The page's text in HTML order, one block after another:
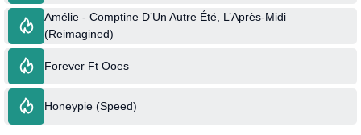
Amélie - Comptine D’Un Autre Été, L’Après-Midi
(Reimagined)
Forever Ft Ooes
Honeypie (Speed)